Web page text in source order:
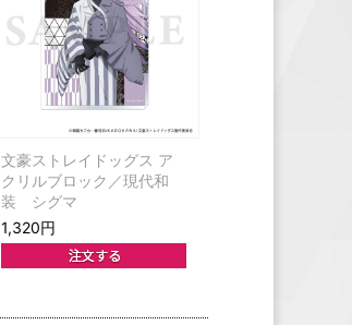
文豪ストレイドッグス ア
クリルブロック／現代和
装 シグマ
1,320円